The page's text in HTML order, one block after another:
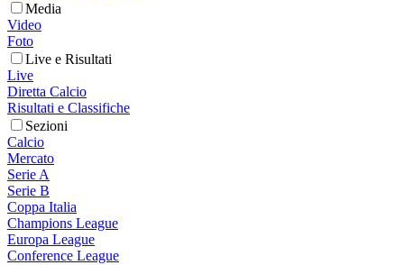
Media
Video
Foto
Live e Risultati
Live
Diretta Calcio
Risultati e Classifiche
Sezioni
Calcio
Mercato
Serie A
Serie B
Coppa Italia
Champions League
Europa League
Conference League